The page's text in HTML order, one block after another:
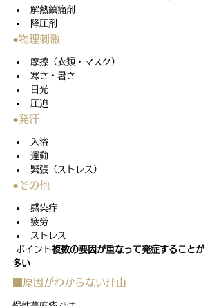
解熱鎮痛剤
降圧剤
●物理刺激
摩擦（衣類・マスク）
寒さ・暑さ
日光
圧迫
●発汗
入浴
運動
緊張（ストレス）
●その他
感染症
疲労
ストレス
ポイント複数の要因が重なって発症することが
多い
■原因がわからない理由